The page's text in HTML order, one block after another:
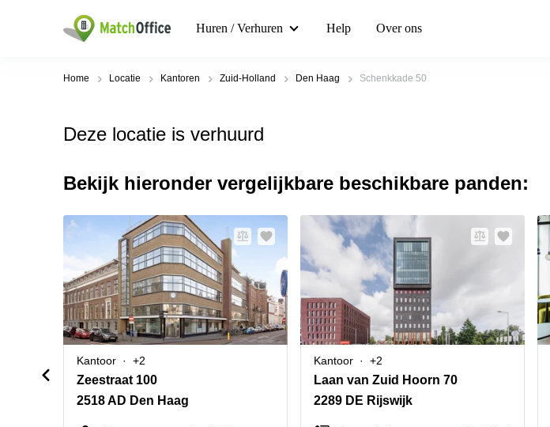
Huren / Verhuren Help Over ons
Home Locatie Kantoren Zuid-Holland Den Haag Schenkkade 50
Deze locatie is verhuurd
Bekijk hieronder vergelijkbare beschikbare panden:
Kantoor +2
Zeestraat 100
2518 AD Den Haag
Kantoor +2
Laan van Zuid Hoorn 70
2289 DE Rijswijk